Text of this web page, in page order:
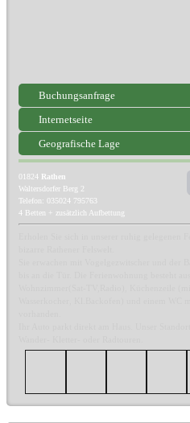
Buchungsanfrage
Internetseite
Geografische Lage
01824 Rathen
Waltersdorfer Berg 2
Telefon: 035024 795763
4 Betten + zusätzlich Aufbettung